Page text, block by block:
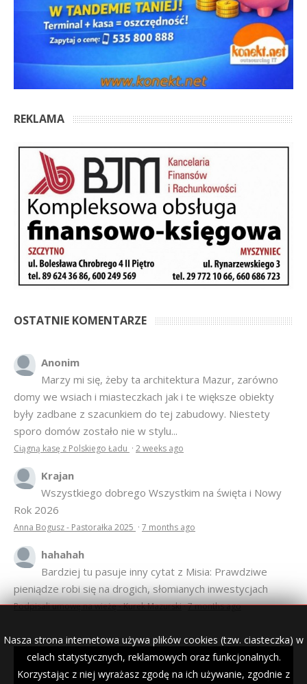
REKLAMA
OSTATNIE KOMENTARZE
Anonim
Marzy mi się, żeby ta architektura Mazur, zarówno
domy we wsiach i miasteczkach jak i te większe obiekty
były zadbane z szacunkiem do tej zabudowy. Niestety
sporo domów zostało nie w stylu...
Ciągną kasę z Polskiego Ładu · 2 weeks ago
Krajan
Wszystkiego dobrego Wszystkim na święta i Nowy
Rok 2026
Anna Bogusz - Pastorałka 2025 · 7 months ago
hahahah
Bardziej tu pasuje inny cytat z Misia: Prawdziwe
pieniądze robi się na drogich, słomianych inwestycjach
Podpisali umowę na wieżę - Kurek Mazurski·7 months ago
Nasza strona internetowa używa plików cookies (tzw. ciasteczka) w
celach statystycznych, reklamowych oraz funkcjonalnych.
Korzystając z niej wyrażasz zgodę na ich używanie, zgodnie z
© 2007–2018 Kurek Mazurski — archiwalne wydania lokalnej